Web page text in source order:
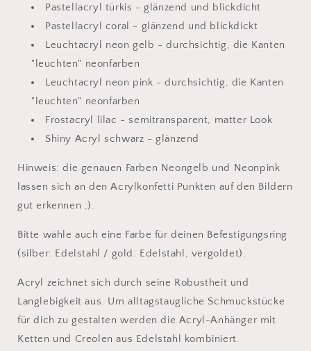
Pastellacryl türkis - glänzend und blickdicht
Pastellacryl coral - glänzend und blickdickt
Leuchtacryl neon gelb - durchsichtig, die Kanten
"leuchten" neonfarben
Leuchtacryl neon pink - durchsichtig, die Kanten
"leuchten" neonfarben
Frostacryl lilac - semitransparent, matter Look
Shiny Acryl schwarz - glänzend
Hinweis: die genauen Farben Neongelb und Neonpink
lassen sich an den Acrylkonfetti Punkten auf den Bildern
gut erkennen ;).
Bitte wähle auch eine Farbe für deinen Befestigungsring
(silber: Edelstahl / gold: Edelstahl, vergoldet).
Acryl zeichnet sich durch seine Robustheit und
Langlebigkeit aus. Um alltagstaugliche Schmuckstücke
für dich zu gestalten werden die Acryl-Anhänger mit
Ketten und Creolen aus Edelstahl kombiniert.